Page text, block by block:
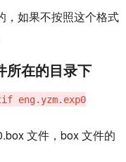
，如果不按照这个格式
所在的目录下
eng.yzm.exp0
文件，box 文件的